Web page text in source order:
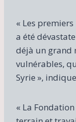
« Les
a été
déjà un grand
vulnérables,
Syrie »,
« La